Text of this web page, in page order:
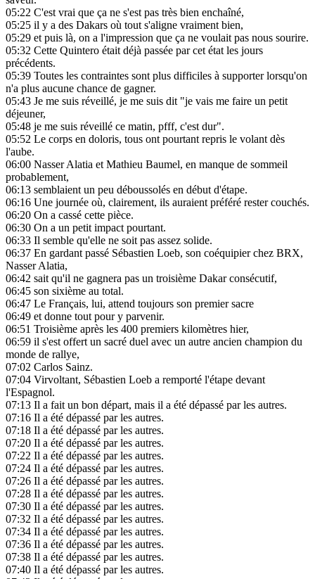
05:22 C'est vrai que ça ne s'est pas très bien enchaîné,
05:25 il y a des Dakars où tout s'aligne vraiment bien,
05:29 et puis là, on a l'impression que ça ne voulait pas nous sourire.
05:32 Cette Quintero était déjà passée par cet état les jours
précédents.
05:39 Toutes les contraintes sont plus difficiles à supporter lorsqu'on
n'a plus aucune chance de gagner.
05:43 Je me suis réveillé, je me suis dit "je vais me faire un petit
déjeuner,
05:48 je me suis réveillé ce matin, pfff, c'est dur".
05:52 Le corps en doloris, tous ont pourtant repris le volant dès
l'aube.
06:00 Nasser Alatia et Mathieu Baumel, en manque de sommeil
probablement,
06:13 semblaient un peu déboussolés en début d'étape.
06:16 Une journée où, clairement, ils auraient préféré rester couchés.
06:20 On a cassé cette pièce.
06:30 On a un petit impact pourtant.
06:33 Il semble qu'elle ne soit pas assez solide.
06:37 En gardant passé Sébastien Loeb, son coéquipier chez BRX,
Nasser Alatia,
06:42 sait qu'il ne gagnera pas un troisième Dakar consécutif,
06:45 son sixième au total.
06:47 Le Français, lui, attend toujours son premier sacre
06:49 et donne tout pour y parvenir.
06:51 Troisième après les 400 premiers kilomètres hier,
06:59 il s'est offert un sacré duel avec un autre ancien champion du
monde de rallye,
07:02 Carlos Sainz.
07:04 Virvoltant, Sébastien Loeb a remporté l'étape devant
l'Espagnol.
07:13 Il a fait un bon départ, mais il a été dépassé par les autres.
07:16 Il a été dépassé par les autres.
07:18 Il a été dépassé par les autres.
07:20 Il a été dépassé par les autres.
07:22 Il a été dépassé par les autres.
07:24 Il a été dépassé par les autres.
07:26 Il a été dépassé par les autres.
07:28 Il a été dépassé par les autres.
07:30 Il a été dépassé par les autres.
07:32 Il a été dépassé par les autres.
07:34 Il a été dépassé par les autres.
07:36 Il a été dépassé par les autres.
07:38 Il a été dépassé par les autres.
07:40 Il a été dépassé par les autres.